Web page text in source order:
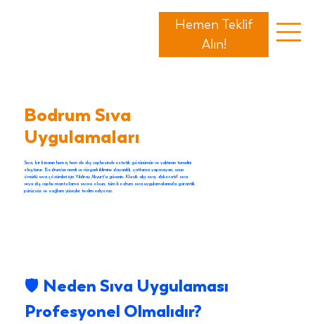
Hemen Teklif
Alın!
Bodrum Sıva
Uygulamaları
Sıva, bir binanın hem iç hem de dış cephesinde estetik görünümün ve yalıtımın temelini
oluşturur. Bodrum'un nemli ve rüzgarlı iklimine dayanıklı, çatlama yapmayan, uzun
ömürlü sıva çözümleri için Yildiray Akyurt'a güvenin. Klasik alçı sıva, dekoratif sıva
veya dış cephe mantolama sıvası olsun; tüm bodrum sıva uygulamalarında garantili,
pürüzsüz ve sağlam yüzeyler teslim ediyoruz.
🛡️ Neden Sıva Uygulaması
Profesyonel Olmalıdır?